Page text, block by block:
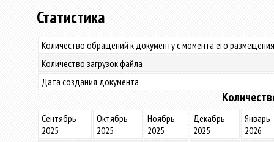
Статистика
Количество обращений к документу с момента его
Количество загрузок файла
Дата создания документа
Сентябрь
2025
Октябрь
2025
Ноябрь
2025
Декабрь
2025
Январь
2026